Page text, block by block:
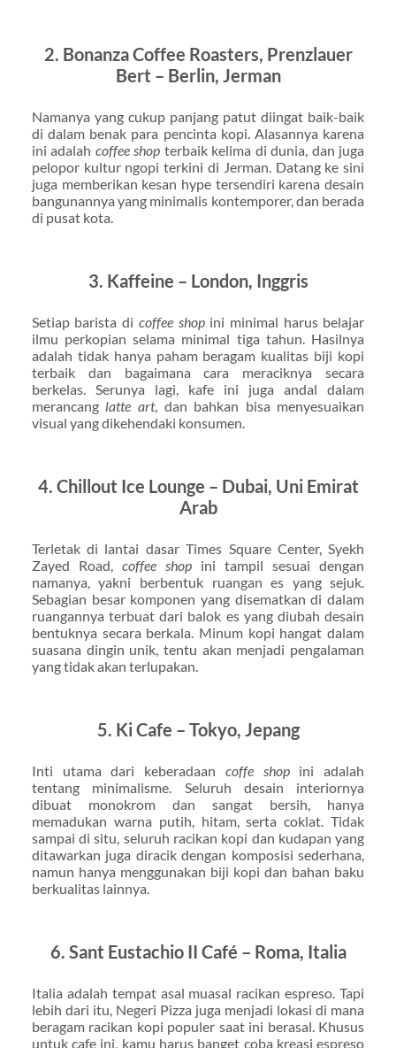
2. Bonanza Coffee Roasters, Prenzlauer
Bert – Berlin, Jerman
Namanya yang cukup panjang patut diingat baik-baik
di dalam benak para pencinta kopi. Alasannya karena
ini adalah coffee shop terbaik kelima di dunia, dan juga
pelopor kultur ngopi terkini di Jerman. Datang ke sini
juga memberikan kesan hype tersendiri karena desain
bangunannya yang minimalis kontemporer, dan berada
di pusat kota.
3. Kaffeine – London, Inggris
Setiap barista di coffee shop ini minimal harus belajar
ilmu perkopian selama minimal tiga tahun. Hasilnya
adalah tidak hanya paham beragam kualitas biji kopi
terbaik dan bagaimana cara meraciknya secara
berkelas. Serunya lagi, kafe ini juga andal dalam
merancang latte art, dan bahkan bisa menyesuaikan
visual yang dikehendaki konsumen.
4. Chillout Ice Lounge – Dubai, Uni Emirat
Arab
Terletak di lantai dasar Times Square Center, Syekh
Zayed Road, coffee shop ini tampil sesuai dengan
namanya, yakni berbentuk ruangan es yang sejuk.
Sebagian besar komponen yang disematkan di dalam
ruangannya terbuat dari balok es yang diubah desain
bentuknya secara berkala. Minum kopi hangat dalam
suasana dingin unik, tentu akan menjadi pengalaman
yang tidak akan terlupakan.
5. Ki Cafe – Tokyo, Jepang
Inti utama dari keberadaan coffe shop ini adalah
tentang minimalisme. Seluruh desain interiornya
dibuat monokrom dan sangat bersih, hanya
memadukan warna putih, hitam, serta coklat. Tidak
sampai di situ, seluruh racikan kopi dan kudapan yang
ditawarkan juga diracik dengan komposisi sederhana,
namun hanya menggunakan biji kopi dan bahan baku
berkualitas lainnya.
6. Sant Eustachio II Café – Roma, Italia
Italia adalah tempat asal muasal racikan espreso. Tapi
lebih dari itu, Negeri Pizza juga menjadi lokasi di mana
beragam racikan kopi populer saat ini berasal. Khusus
untuk cafe ini, kamu harus banget coba kreasi espreso